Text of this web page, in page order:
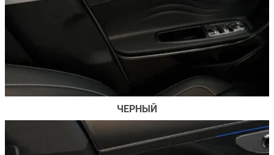
Задние тормоза: Дисковые
ЧЕРНЫЙ